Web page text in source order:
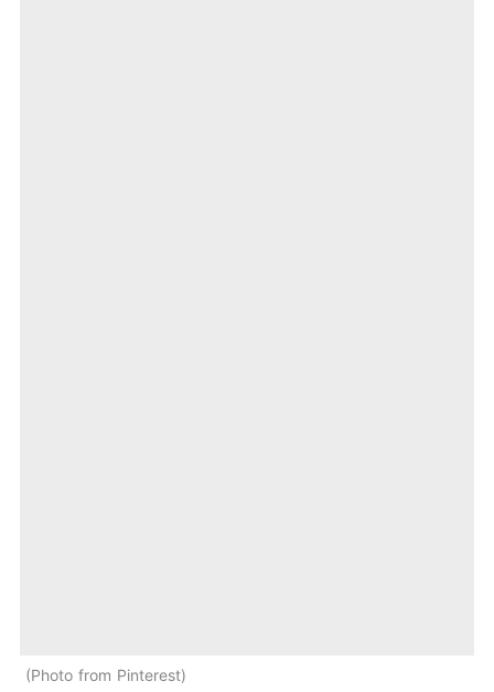
Photo from Pinterest